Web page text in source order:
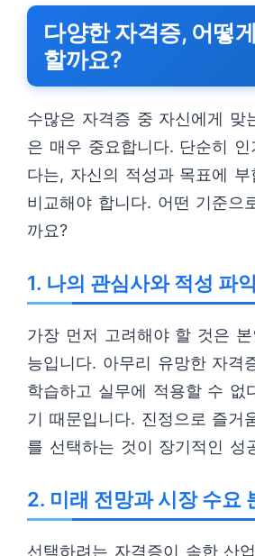
다양한 자격증, 어떻
할까요?
수많은 자격증 중 자신에게 맞
은 매우 중요합니다. 단순히
다는, 자신의 적성과 목표에 부
비교해야 합니다. 어떤 기준으
까요?
1. 나의 관심사와 적성 파
가장 먼저 고려해야 할 것은
능입니다. 아무리 유망한 자격
학습하고 실무에 적용할 수 없
기 때문입니다. 진정으로 즐거
를 선택하는 것이 장기적인 성
2. 미래 전망과 시장 수요
선택하려는 자격증이 속한 산